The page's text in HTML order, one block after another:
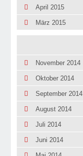
April 2015
März 2015
November 2014
Oktober 2014
September 2014
August 2014
Juli 2014
Juni 2014